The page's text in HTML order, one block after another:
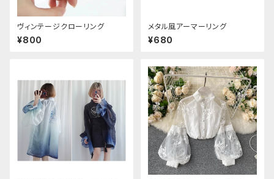
ヴィンテージクローリング
¥800
メタル風アーマーリング
¥680